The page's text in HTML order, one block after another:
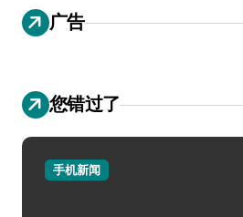
广告
您错过了
手机新闻